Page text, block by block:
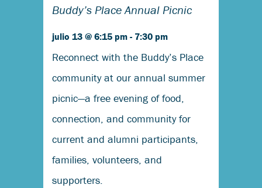
Buddy’s Place Annual Picnic
julio 13 @ 6:15 pm - 7:30 pm
Reconnect with the Buddy’s Place
community at our annual summer
picnic—a free evening of food,
connection, and community for
current and alumni participants,
families, volunteers, and
supporters.